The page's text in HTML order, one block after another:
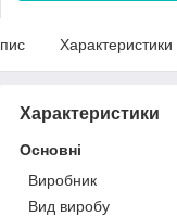
Характеристики
Характеристики
Основні
Виробник
Вид виробу